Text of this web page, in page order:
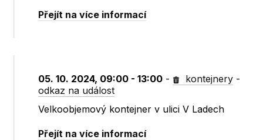
Přejít na více informací
05. 10. 2024, 09:00 - 13:00 - kontejnery -
odkaz na událost
Velkoobjemový kontejner v ulici V Ladech
Přejít na více informací